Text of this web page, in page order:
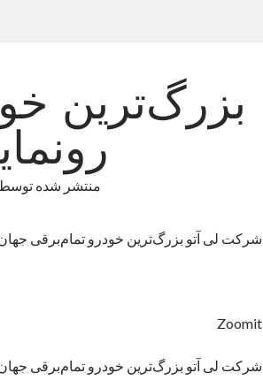
بزرگ‌ترین
منتشر شده
شرکت لی آتو بزرگ‌ترین خودرو تمام‌برقی جهان را رونمایی کرد که
Zoomit
شرکت لی آتو بزرگ‌ترین خودرو تمام‌برقی جهان را رونمایی کرد که